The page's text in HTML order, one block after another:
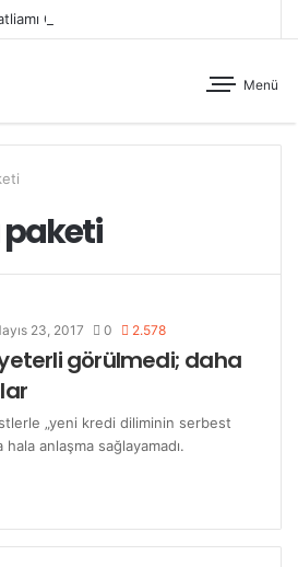
Menü
23, 2017 0 2.578
görülmedi; daha
„yeni kredi diliminin serbest
hala anlaşma sağlayamadı.